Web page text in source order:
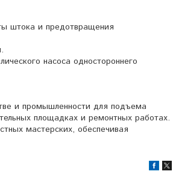
штока и предотвращения
насоса одностороннего
и промышленности для подъема
площадках и ремонтных работах.
мастерских, обеспечивая